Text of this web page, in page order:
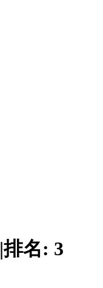
|排名: 3